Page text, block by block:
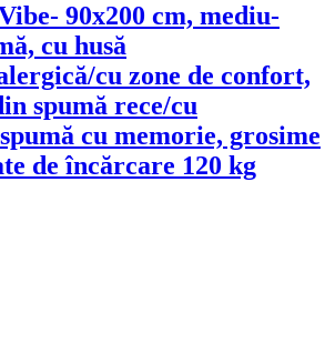
- 90x200 cm, mediu-
cu husă
cu zone de confort,
spumă rece/cu
cu memorie, grosime
de încărcare 120 kg